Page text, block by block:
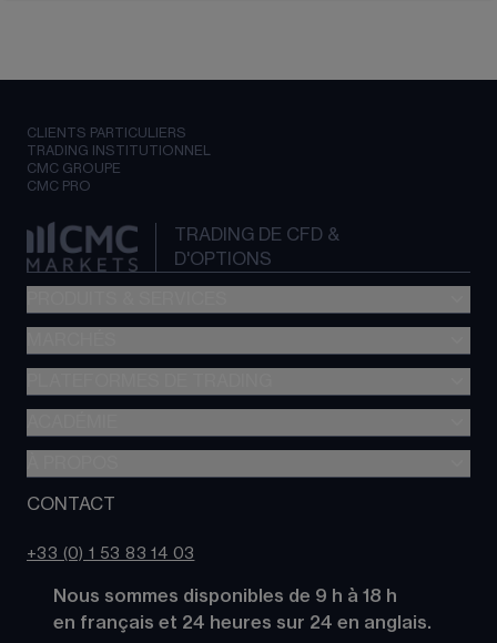
CLIENTS PARTICULIERS
TRADING INSTITUTIONNEL
CMC GROUPE
CMC PRO
TRADING DE CFD &
D'OPTIONS
Trading d’options
Comparez des comptes
Coûts
Alpha
Actions
Matières Premières
ETFs
Paniers d'Actions
Glossaire
Nos analystes de marché
À propos de CMC Markets
Support
CONTACT
+33 (0) 1 53 83 14 03
      Nous sommes disponibles de 9 h à 18 h
      en français et 24 heures sur 24 en anglais.